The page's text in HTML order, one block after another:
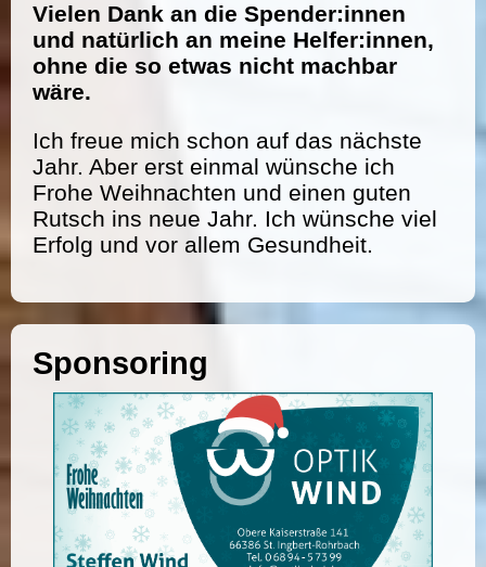
Vielen Dank an die Spender:innen
und natürlich an meine Helfer:innen,
ohne die so etwas nicht machbar
wäre.
Ich freue mich schon auf das nächste
Jahr. Aber erst einmal wünsche ich
Frohe Weihnachten und einen guten
Rutsch ins neue Jahr. Ich wünsche viel
Erfolg und vor allem Gesundheit.
Sponsoring